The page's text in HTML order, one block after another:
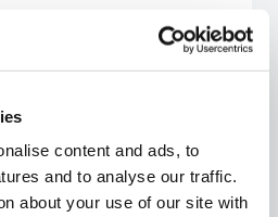
content and ads, to
and to analyse our traffic.
about your use of our site with